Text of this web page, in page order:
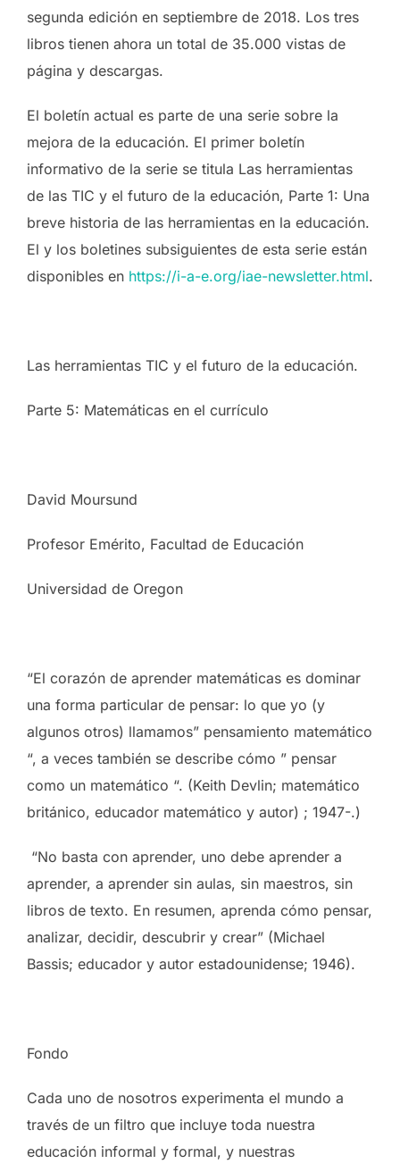
segunda edición en septiembre de 2018. Los tres
libros tienen ahora un total de 35.000 vistas de
página y descargas.
El boletín actual es parte de una serie sobre la
mejora de la educación. El primer boletín
informativo de la serie se titula Las herramientas
de las TIC y el futuro de la educación, Parte 1: Una
breve historia de las herramientas en la educación.
El y los boletines subsiguientes de esta serie están
disponibles en https://i-a-e.org/iae-newsletter.html.
Las herramientas TIC y el futuro de la educación.
Parte 5: Matemáticas en el currículo
David Moursund
Profesor Emérito, Facultad de Educación
Universidad de Oregon
“El corazón de aprender matemáticas es dominar
una forma particular de pensar: lo que yo (y
algunos otros) llamamos” pensamiento matemático
“, a veces también se describe cómo ” pensar
como un matemático “. (Keith Devlin; matemático
británico, educador matemático y autor) ; 1947-.)
“No basta con aprender, uno debe aprender a
aprender, a aprender sin aulas, sin maestros, sin
libros de texto. En resumen, aprenda cómo pensar,
analizar, decidir, descubrir y crear” (Michael
Bassis; educador y autor estadounidense; 1946).
Fondo
Cada uno de nosotros experimenta el mundo a
través de un filtro que incluye toda nuestra
educación informal y formal, y nuestras